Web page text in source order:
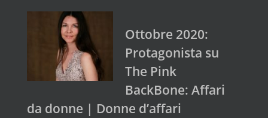
Ottobre 2020:
Protagonista su
The Pink
BackBone: Affari
da donne | Donne d’affari